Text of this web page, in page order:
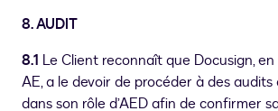
8. AUDIT
8.1 Le Client reconnaît que Docusign,
AE, a le devoir de procéder à des
dans son rôle d’AED afin de confirmer